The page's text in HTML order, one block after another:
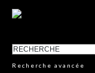
Recherche avancée